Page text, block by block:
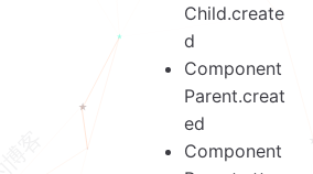
Child.create
d
Component
Parent.creat
ed
Component